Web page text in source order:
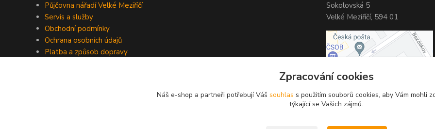
Půjčovna nářadí Velké Meziříčí
Servis a služby
Obchodní podmínky
Ochrana osobních údajů
Platba a způsob dopravy
Sokolovská 5
Velké Meziříčí, 594 01
Zpracování cookies
Náš e-shop a partneři potřebují Váš souhlas s použitím souborů cookies, aby Vám mohli
týkající se Vašich zájmů.